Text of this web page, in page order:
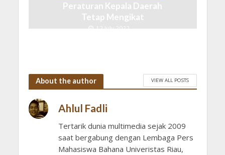
Peraturan Kepala Daerah
Tetap Mengikat
12 July 2022
About the author VIEW ALL POSTS
Ahlul Fadli
Tertarik dunia multimedia sejak 2009
saat bergabung dengan Lembaga Pers
Mahasiswa Bahana Univeristas Riau,